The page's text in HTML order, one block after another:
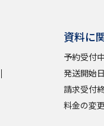
資料に
予約受付
発送開始
請求受付
料金の変